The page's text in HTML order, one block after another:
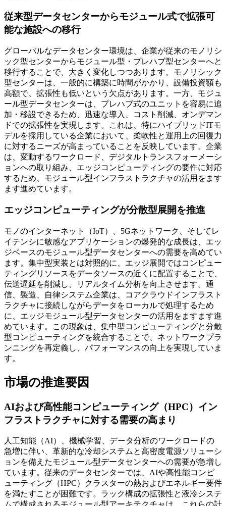
従来型データセンターからモジュール式で拡張可
能な施設への移行
グローバルなデータセンター環境は、企業が従来のモノリシ
ック型センターからモジュール型・プレハブ型センターへと
移行することで、大きく変化しつつあります。モノリシック
型センターは、一般的に構築に時間がかかり、設備投資額も
高額で、拡張性も低いという欠点があります。一方、モジュ
ール型データセンターは、プレハブ式のユニットを容易に追
加・移設できるため、迅速な導入、コスト削減、オンデマン
ドでの拡張性を実現します。これは、特にハイブリッドITモ
デルを採用している企業において、柔軟性と運用上の回復力
に対するニーズが高まっていることを反映しています。企業
は、変動するワークロード、デジタルトランスフォーメーシ
ョンへの取り組み、エッジコンピューティングの要件に対応
するため、モジュール型インフラストラクチャの活用をます
ます進めています。
エッジコンピューティングが分散型展開を推進
モノのインターネット（IoT）、5Gネットワ​​ーク、そしてレ
イテンシに敏感なアプリケーションの爆発的な成長は、エッ
ジベースのモジュール型データセンターへの需要を高めてい
ます。集中型実装とは対照的に、エッジ展開ではコンピュー
ティングリソースをデータソースの近くに配置することで、
伝送遅延を削減し、リアルタイム分析を向上させます。通
信、製造、自律システム企業は、コアクラウドインフラスト
ラクチャに接続しながらデータをローカルで処理するため
に、エッジモジュール型データセンターの活用をますます進
めています。この現象は、集中型コンピューティングと分散
型コンピューティングを統合することで、ネットワークプラ
ンニングを再定義し、パフォーマンスの向上を実現していま
す。
市場の推進要因
AIおよび高性能コンピューティング（HPC）イン
フラストラクチャに対する需要の高まり
人工知能（AI）、機械学習、データ分析のワークロードの
急増に伴い、革新的な冷却システムと高密度電源ソリューシ
ョンを備えたモジュール型データセンターへの需要が急増し
ています。従来のデータセンターでは、AIや高性能コンピ
ューティング（HPC）クラスターの熱およびエネルギー要件
を満たすことが困難です。ラック構成の拡張性と液冷システ